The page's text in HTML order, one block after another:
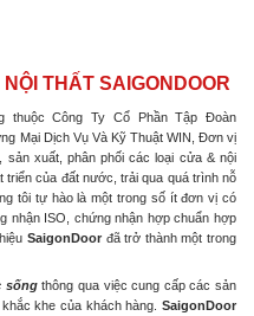
THẤT SAIGONDOOR
thuộc Công Ty Cổ Phần Tập Đoàn
Mại Dịch Vụ Và Kỹ Thuật WIN, Đơn vị
xuất, phân phối các loại cửa & nội
triển của đất nước, trải qua quá trình nỗ
tôi tự hào là một trong số ít đơn vị có
nhận ISO, chứng nhận hợp chuẩn hợp
SaigonDoor đã trở thành một trong
sốngthông qua việc cung cấp các sản
khe của khách hàng. SaigonDoor